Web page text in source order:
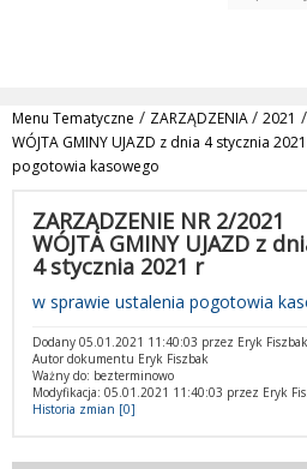
Menu Tematyczne / ZARZĄDZENIA/ 2021 /
WÓJTA GMINY UJAZD z dnia 4 stycznia
pogotowia kasowego
ZARZĄDZENIE NR 2/2021
WÓJTA GMINY UJAZD z
4 stycznia 2021 r
w sprawie ustalenia pogotowia
Dodany 05.01.2021 11:40:03 przez Eryk Fiszbak
Autor dokumentu Eryk Fiszbak
Ważny do: bezterminowo
Modyfikacja: 05.01.2021 11:40:03 przez Eryk
Historia zmian [0]